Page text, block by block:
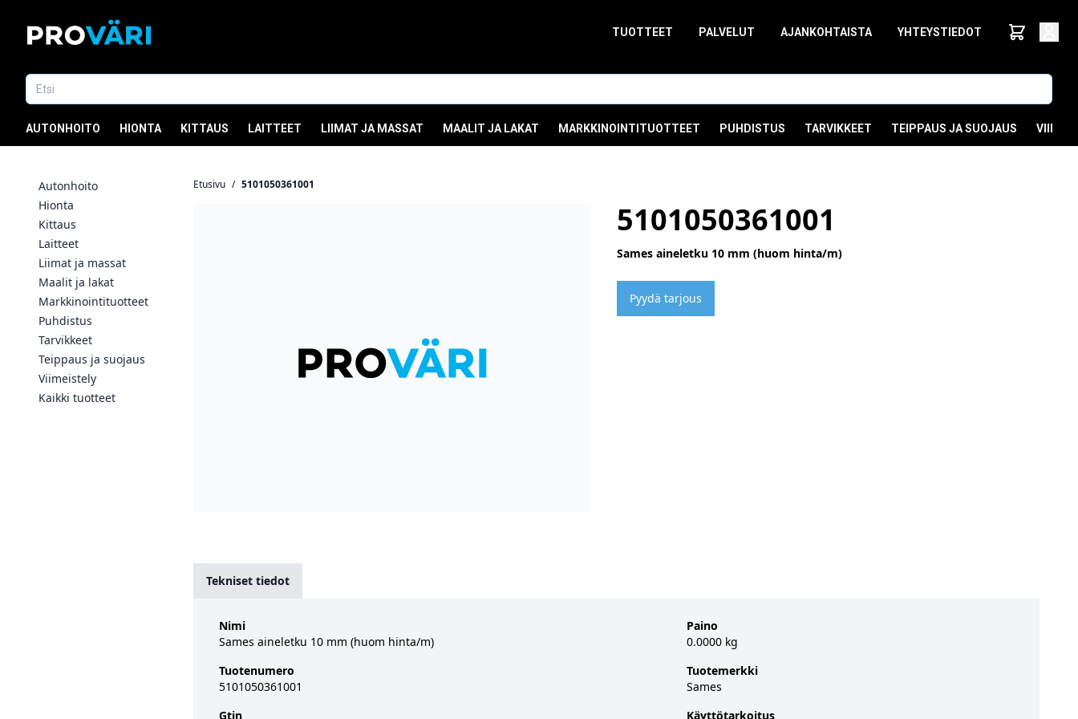
TUOTTEET PALVELUT AJANKOHTAISTA YHTEYSTIEDOT
AUTONHOITO HIONTA KITTAUS LAITTEET LIIMAT JA MASSAT MAALIT JA LAKAT MARKKINOINTITUOTTEET PUHDISTUS TARVIKKEET TEIPPAUS JA SUOJAUS
Autonhoito
Hionta
Kittaus
Laitteet
Liimat ja massat
Maalit ja lakat
Markkinointituotteet
Puhdistus
Tarvikkeet
Teippaus ja suojaus
Viimeistely
Kaikki tuotteet
Etusivu / 5101050361001
5101050361001
Sames aineletku 10 mm (huom hinta/m)
Pyydä tarjous
Tekniset tiedot
Nimi
Sames aineletku 10 mm (huom hinta/m)
Tuotenumero
5101050361001
Gtin
Paino
0.0000 kg
Tuotemerkki
Sames
Käyttötarkoitus